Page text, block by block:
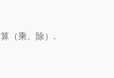
（乘、除）.